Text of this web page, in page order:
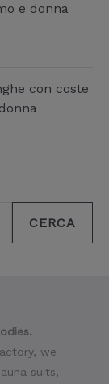
e donna
con coste
CERCA
we
suits,